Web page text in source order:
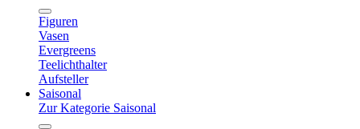
Figuren
Vasen
Evergreens
Teelichthalter
Aufsteller
Saisonal
Zur Kategorie Saisonal